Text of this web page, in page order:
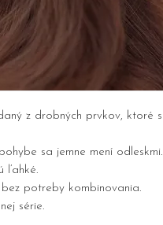
z drobných prvkov, ktoré
sa jemne mení odleskmi.
ľahké.
bez potreby kombinovania.
série.